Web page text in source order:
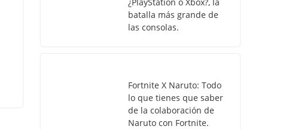
batalla más grande de
las consolas.
Fortnite X Naruto: Todo
lo que tienes que saber
de la colaboración de
Naruto con Fortnite.